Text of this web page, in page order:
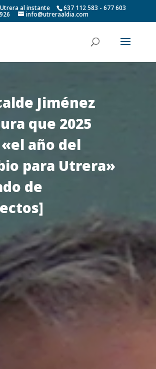
al instante 637 112 583 - 677 603
926 info@utreraaldia.com
Jiménez
que 2025
año del
para Utrera»
de